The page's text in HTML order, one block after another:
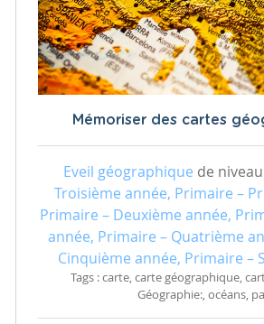
Mémoriser des cartes
Eveil géographique de niveau
Troisième année, Primaire –
Primaire – Deuxième année,
année, Primaire – Quatrième
Cinquième année, Primaire –
Tags : carte, carte géographique,
Géographie:, océans,